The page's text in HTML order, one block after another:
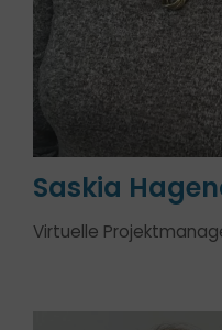
Saskia
Virtuelle